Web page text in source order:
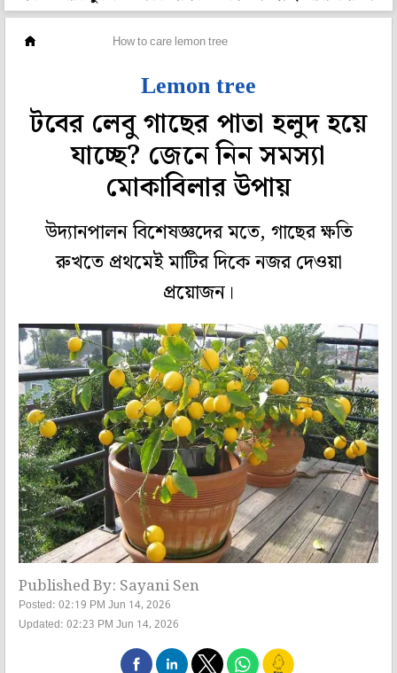
How to care lemon tree
Lemon tree
টবের লেবু গাছের পাতা হলুদ হয়ে
যাচ্ছে? জেনে নিন সমস্যা
মোকাবিলার উপায়
উদ্যানপালন বিশেষজ্ঞদের মতে, গাছের ক্ষতি
রুখতে প্রথমেই মাটির দিকে নজর দেওয়া
প্রয়োজন।
Published By: Sayani Sen
Posted: 02:19 PM Jun 14, 2026
Updated: 02:23 PM Jun 14, 2026